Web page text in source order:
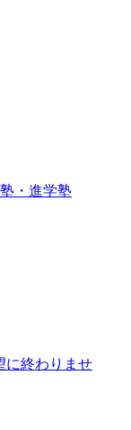
・進学塾
に終わりませ